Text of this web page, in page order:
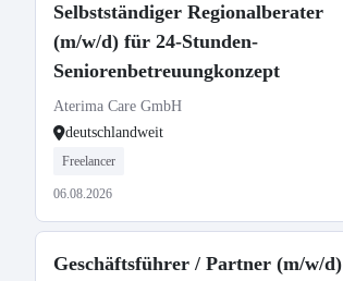
Selbstständiger Regionalberater
(m/w/d) für 24-Stunden-
Seniorenbetreuungkonzept
Aterima Care GmbH
deutschlandweit
Freelancer
06.08.2026
Geschäftsführer / Partner (m/w/d)